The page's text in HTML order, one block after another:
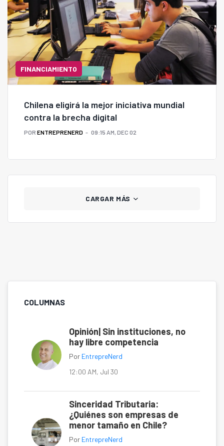
FINANCIAMIENTO
Chilena eligirá la mejor iniciativa mundial
contra la brecha digital
POR ENTREPRENERD 09:15 AM, DEC 02
CARGAR MÁS
COLUMNAS
Opinión| Sin instituciones, no
hay libre competencia
Por EntrepreNerd
12:00 AM, Jul 30
Sinceridad Tributaria:
¿Quiénes son empresas de
menor tamaño en Chile?
Por EntrepreNerd